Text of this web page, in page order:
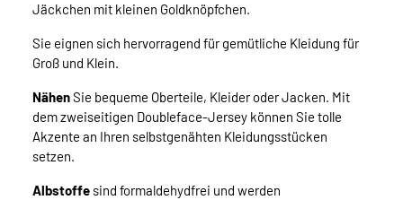
Jäckchen mit kleinen Goldknöpfchen.
Sie eignen sich hervorragend für gemütliche Kleidung für
Groß und Klein.
NähenSie bequeme Oberteile, Kleider oder Jacken. Mit
dem zweiseitigen Doubleface-Jersey können Sie tolle
Akzente an Ihren selbstgenähten Kleidungsstücken
setzen.
Albstoffe sind formaldehydfrei und werden